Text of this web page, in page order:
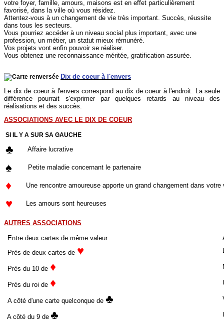
votre foyer, famille, amours, maisons est en effet particulièrement
favorisé, dans la ville où vous résidez.
Attentez-vous à un changement de vie très important. Succès, réussite
dans tous les secteurs.
Vous pourriez accéder à un niveau social plus important, avec une
profession, un métier, un statut mieux rémunéré.
Vos projets vont enfin pouvoir se réaliser.
Vous obtenez une reconnaissance méritée, gratification assurée.
Dix de coeur à l'envers
Le dix de coeur à l'envers correspond au dix de coeur à l'endroit. La seule
différence pourrait s'exprimer par quelques retards au niveau des
réalisations et des succès.
ASSOCIATIONS AVEC LE DIX DE COEUR
SI IL Y A SUR SA GAUCHE
♣ Affaire lucrative
♠ Petite maladie concernant le partenaire
♦ Une rencontre amoureuse apporte un grand changement dans votre
♥ Les amours sont heureuses
AUTRES ASSOCIATIONS
Entre deux cartes de même valeur
Près de deux cartes de ♥
Près du 10 de ♦
Près du roi de ♦
A côté d'une carte quelconque de ♣
A côté du 9 de ♣